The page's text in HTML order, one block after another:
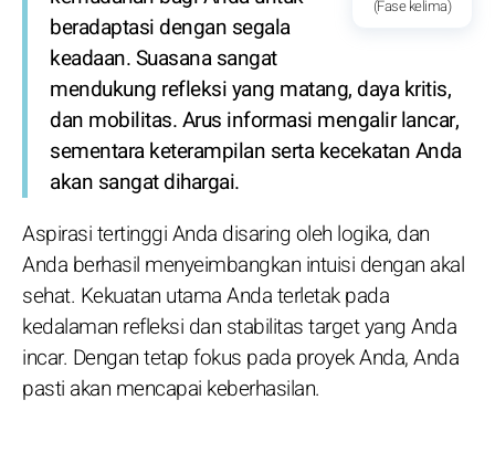
(Fase kelima)
beradaptasi dengan segala
keadaan. Suasana sangat
mendukung refleksi yang matang, daya kritis,
dan mobilitas. Arus informasi mengalir lancar,
sementara keterampilan serta kecekatan Anda
akan sangat dihargai.
Aspirasi tertinggi Anda disaring oleh logika, dan
Anda berhasil menyeimbangkan intuisi dengan akal
sehat. Kekuatan utama Anda terletak pada
kedalaman refleksi dan stabilitas target yang Anda
incar. Dengan tetap fokus pada proyek Anda, Anda
pasti akan mencapai keberhasilan.